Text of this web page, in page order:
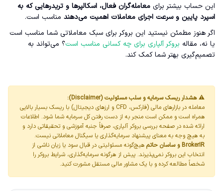
این حساب بیشتر برای معامله‌گران فعال، اسکالپرها و تریدرهایی که به
اسپرد پایین و سرعت اجرای معاملات اهمیت می‌دهند مناسب است.
اگر هنوز مطمئن نیستید این بروکر برای سبک معاملاتی شما مناسب است
یا نه، مقاله بروکر آلپاری برای چه کسانی مناسب است؟ می‌تواند به
تصمیم‌گیری بهتر شما کمک کند.
⚠️ هشدار ریسک سرمایه و سلب مسئولیت (Disclaimer):
معامله در بازارهای مالی (فارکس، CFD و ارزهای دیجیتال) با ریسک بسیار بالایی
همراه است و ممکن است منجر به از دست رفتن کل سرمایه شما شود. اطلاعات
ارائه شده در صفحه بررسی بروکر آلپاری، صرفاً جنبه آموزشی و تحقیقاتی دارد و
به هیچ وجه به معنای پیشنهاد سرمایه‌گذاری یا سیگنال معاملاتی نیست.
BrokerIR و ساسان حاتم
هیچ‌گونه مسئولیتی در قبال سود یا زیان ناشی از
انتخاب این بروکر نمی‌پذیرند. پیش از هرگونه سرمایه‌گذاری، شرایط بروکر را
شخصاً مطالعه کرده و با یک مشاور مالی مستقل مشورت کنید.